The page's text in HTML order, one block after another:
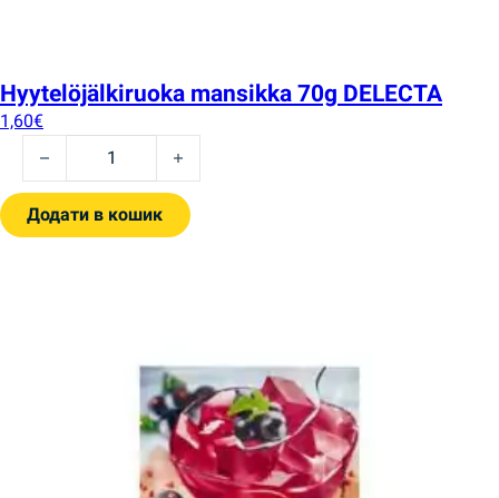
Hyytelöjälkiruoka mansikka 70g DELECTA
1,60€
Hyytelöjälkiruoka mansikka 70g DELECTA quantity
Додати в кошик